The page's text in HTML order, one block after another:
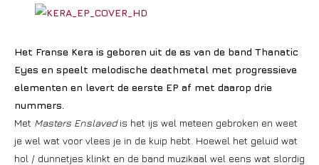
Het Franse Kera is geboren uit de as van de band Thanatic
Eyes en speelt melodische deathmetal met progressieve
elementen en levert de eerste EP af met daarop drie
nummers.
Met Masters Enslavedis het ijs wel meteen gebroken en weet
je wel wat voor vlees je in de kuip hebt. Hoewel het geluid wat
hol / dunnetjes klinkt en de band muzikaal wel eens wat slordig